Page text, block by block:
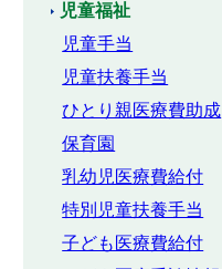
児童福祉
児童手当
児童扶養手当
ひとり親医療費助成
保育園
乳幼児医療費給付
特別児童扶養手当
子ども医療費給付